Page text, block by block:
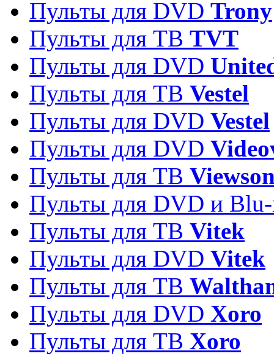
Пульты для DVD Trony
Пульты для ТВ TVT
Пульты для DVD
Пульты для ТВ Vestel
Пульты для DVD Vestel
Пульты для DVD
Пульты для ТВ
Пульты для DVD и
Пульты для ТВ Vitek
Пульты для DVD Vitek
Пульты для ТВ
Пульты для DVD Xoro
Пульты для ТВ Xoro